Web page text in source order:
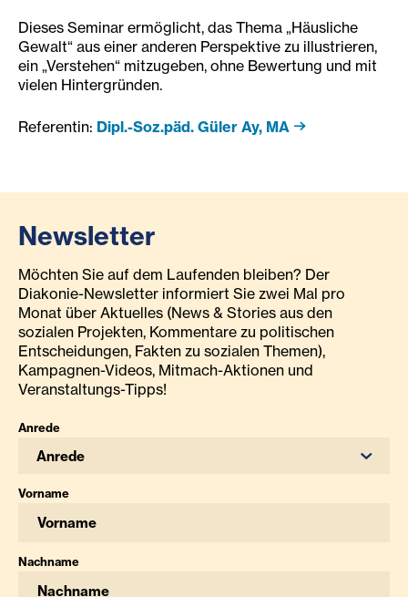
Dieses Seminar ermöglicht, das Thema „Häusliche
Gewalt“ aus einer anderen Perspektive zu illustrieren,
ein „Verstehen“ mitzugeben, ohne Bewertung und mit
vielen Hintergründen.
Referentin: Dipl.-Soz.päd. Güler Ay, MA
Newsletter
Möchten Sie auf dem Laufenden bleiben? Der
Diakonie-Newsletter informiert Sie zwei Mal pro
Monat über Aktuelles (News & Stories aus den
sozialen Projekten, Kommentare zu politischen
Entscheidungen, Fakten zu sozialen Themen),
Kampagnen-Videos, Mitmach-Aktionen und
Veranstaltungs-Tipps!
Anrede
Anrede
Vorname
Nachname